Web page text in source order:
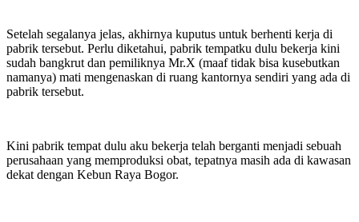
Setelah segalanya jelas, akhirnya kuputus untuk berhenti kerja di
pabrik tersebut. Perlu diketahui, pabrik tempatku dulu bekerja kini
sudah bangkrut dan pemiliknya Mr.X (maaf tidak bisa kusebutkan
namanya) mati mengenaskan di ruang kantornya sendiri yang ada di
pabrik tersebut.
Kini pabrik tempat dulu aku bekerja telah berganti menjadi sebuah
perusahaan yang memproduksi obat, tepatnya masih ada di kawasan
dekat dengan Kebun Raya Bogor.